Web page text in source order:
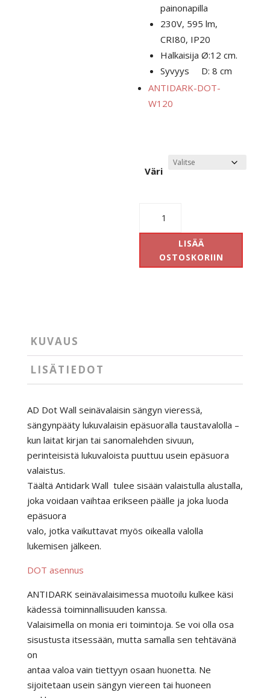
painonapilla
230V, 595 lm,
CRI80, IP20
Halkaisija Ø:12 cm.
Syvyys D: 8 cm
ANTIDARK-DOT-
W120
Väri
määrä
LISÄÄ
OSTOSKORIIN
KUVAUS
LISÄTIEDOT
AD Dot Wall seinävalaisin sängyn vieressä,
sängynpääty lukuvalaisin epäsuoralla taustavalolla –
kun laitat kirjan tai sanomalehden sivuun,
perinteisistä lukuvaloista puuttuu usein epäsuora
valaistus.
Täältä Antidark Wall tulee sisään valaistulla alustalla,
joka voidaan vaihtaa erikseen päälle ja joka luoda
epäsuora
valo, jotka vaikuttavat myös oikealla valolla
lukemisen jälkeen.
DOT asennus
ANTIDARK seinävalaisimessa muotoilu kulkee käsi
kädessä toiminnallisuuden kanssa.
Valaisimella on monia eri toimintoja. Se voi olla osa
sisustusta itsessään, mutta samalla sen tehtävänä
on
antaa valoa vain tiettyyn osaan huonetta. Ne
sijoitetaan usein sängyn viereen tai huoneen